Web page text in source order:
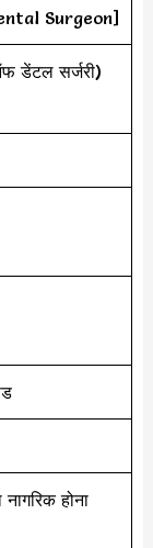
Surgeon]
डेंटल सर्जरी)
नागरिक होना